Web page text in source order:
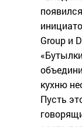
Group и
кухню
Пусть